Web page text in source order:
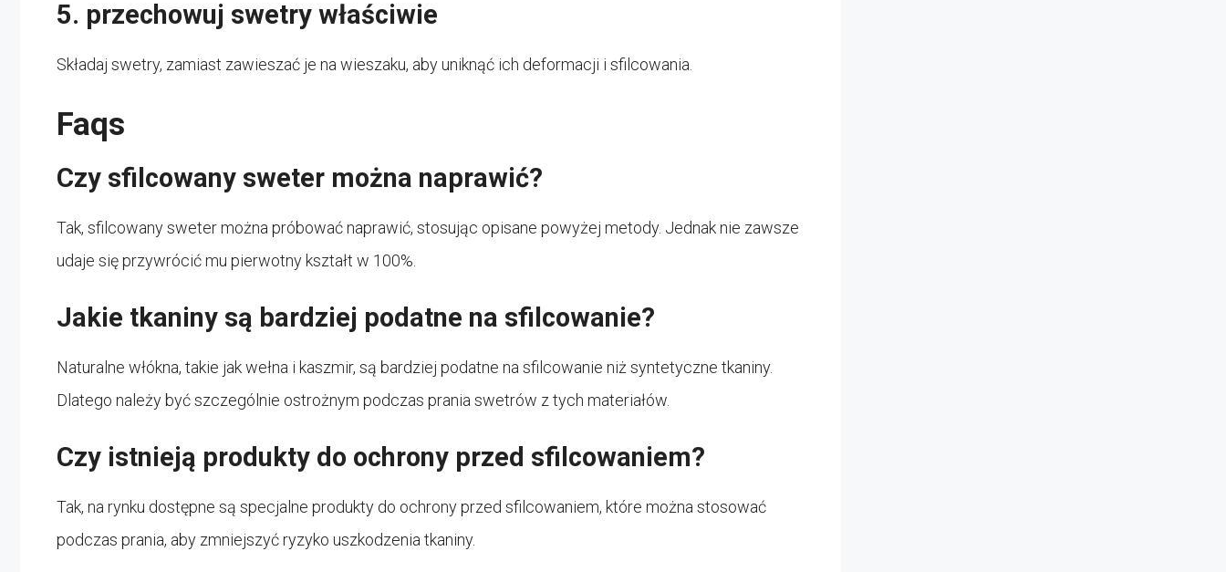
5. przechowuj swetry właściwie
Składaj swetry, zamiast zawieszać je na wieszaku, aby uniknąć ich deformacji i sfilcowania.
Faqs
Czy sfilcowany sweter można naprawić?
Tak, sfilcowany sweter można próbować naprawić, stosując opisane powyżej metody. Jednak nie zawsze
udaje się przywrócić mu pierwotny kształt w 100%.
Jakie tkaniny są bardziej podatne na sfilcowanie?
Naturalne włókna, takie jak wełna i kaszmir, są bardziej podatne na sfilcowanie niż syntetyczne tkaniny.
Dlatego należy być szczególnie ostrożnym podczas prania swetrów z tych materiałów.
Czy istnieją produkty do ochrony przed sfilcowaniem?
Tak, na rynku dostępne są specjalne produkty do ochrony przed sfilcowaniem, które można stosować
podczas prania, aby zmniejszyć ryzyko uszkodzenia tkaniny.